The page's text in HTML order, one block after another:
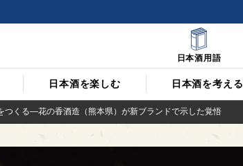
日本酒を楽しむ 日本酒を考える
日本酒用語
つくる—花の香酒造（熊本県）が新ブランドで示した覚悟